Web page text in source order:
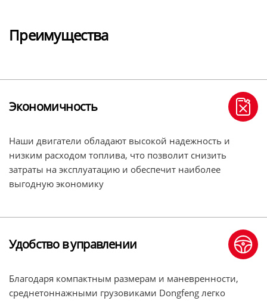
Преимущества
Экономичность
Наши двигатели обладают высокой надежность и
низким расходом топлива, что позволит снизить
затраты на эксплуатацию и обеспечит наиболее
выгодную экономику
Удобство в управлении
Благодаря компактным размерам и маневренности,
среднетоннажными грузовиками Dongfeng легко